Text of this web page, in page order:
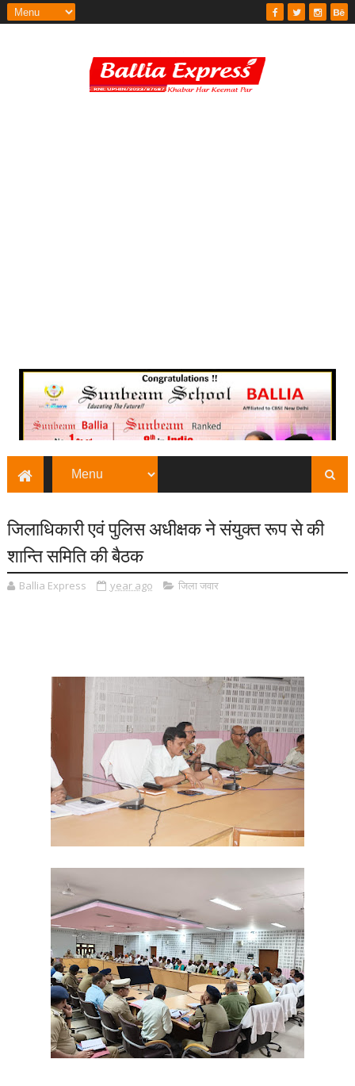
जिलाधिकारी एवं पुलिस अधीक्षक ने संयुक्त रूप से की
शान्ति समिति की बैठक
Ballia Express year ago जिला जवार